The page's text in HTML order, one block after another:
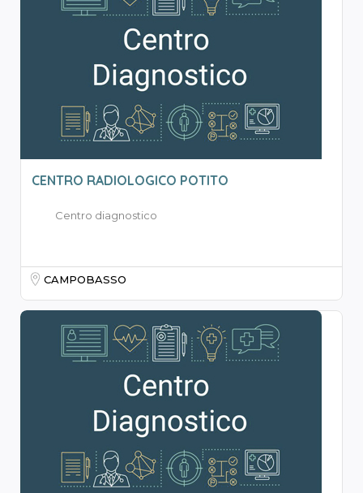
CENTRO RADIOLOGICO POTITO
Centro diagnostico
CAMPOBASSO